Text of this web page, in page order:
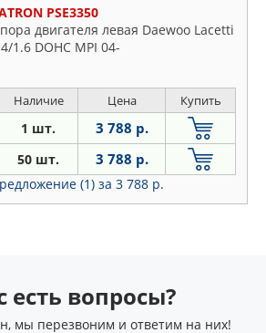
PSE3350
двигателя левая Daewoo Lacetti
1.6 DOHC MPI 04-
Наличие Цена Купить
1 шт. 3 788 р.
50 шт. 3 788 р.
(1) за 3 788 р.
есть вопросы?
мы перезвоним и ответим на них!